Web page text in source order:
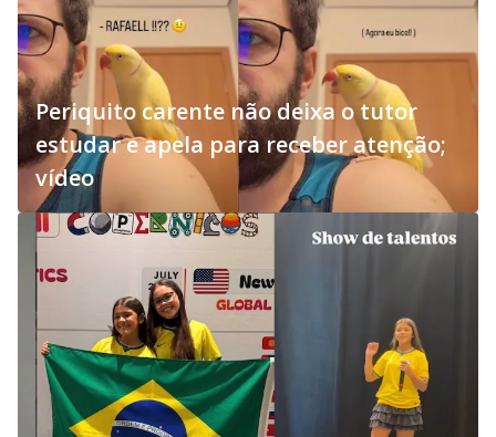
Periquito carente não deixa o tutor
estudar e apela para receber atenção;
vídeo